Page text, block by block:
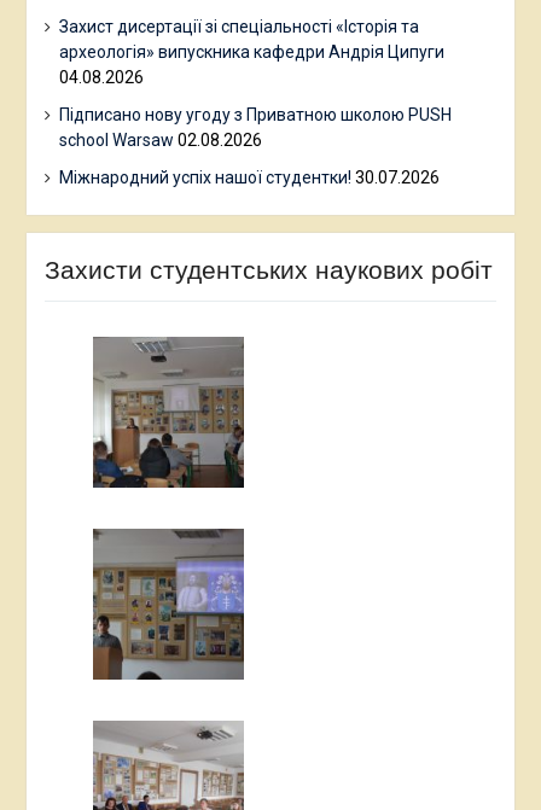
Захист дисертації зі спеціальності «Історія та
археологія» випускника кафедри Андрія Ципуги
04.08.2026
Підписано нову угоду з Приватною школою PUSН
school Warsaw 02.08.2026
Міжнародний успіх нашої студентки! 30.07.2026
Захисти студентських наукових робіт